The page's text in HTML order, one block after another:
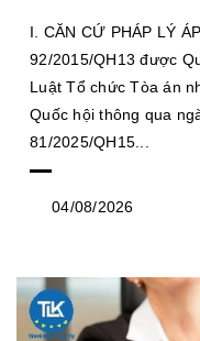
I. CĂN CỨ PHÁP LÝ
92/2015/QH13 được
Luật Tổ chức Tòa án
Quốc hội thông qua
81/2025/QH15...
04/08/2026